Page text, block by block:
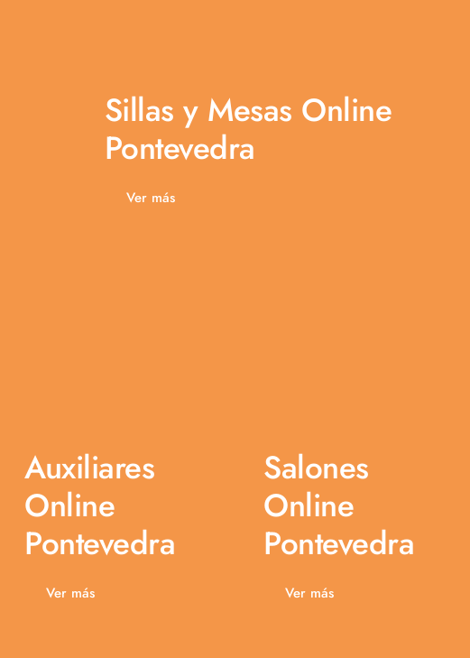
Sillas y Mesas Online
Pontevedra
Ver más
Auxiliares
Online
Pontevedra
Ver más
Salones
Online
Pontevedra
Ver más